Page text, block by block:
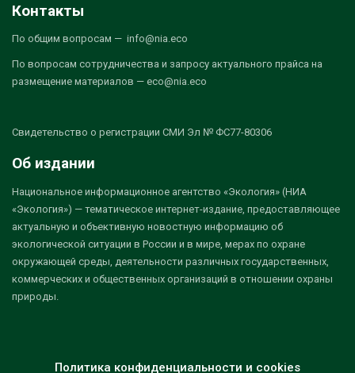
Контакты
По общим вопросам — info@nia.eco
По вопросам сотрудничества и запросу актуального прайса на
размещение материалов — eco@nia.eco
Свидетельство о регистрации СМИ Эл № ФС77-80306
Об издании
Национальное информационное агентство «Экология» (НИА
«Экология») — тематическое интернет-издание, предоставляющее
актуальную и объективную новостную информацию об
экологической ситуации в России и в мире, мерах по охране
окружающей среды, деятельности различных государственных,
коммерческих и общественных организаций в отношении охраны
природы.
Политика конфиденциальности и cookies